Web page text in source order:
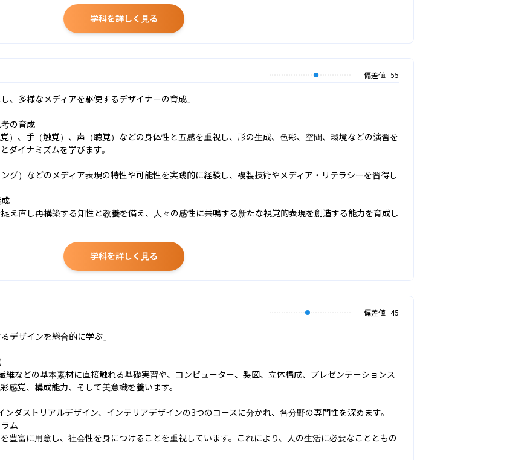
学科を詳しく見る
偏差値 55
、多様なメディアを駆使するデザイナーの育成」
の育成
）、手（触覚）、声（聴覚）などの身体性と五感を重視し、形の生成、色彩、空間、環境などの演習を
ダイナミズムを学びます。
グ）などのメディア表現の特性や可能性を実践的に経験し、複製技術やメディア・リテラシーを習得し
え直し再構築する知性と教養を備え、人々の感性に共鳴する新たな視覚的表現を創造する能力を育成し
学科を詳しく見る
偏差値 45
デザインを総合的に学ぶ」
維などの基本素材に直接触れる基礎実習や、コンピューター、製図、立体構成、プレゼンテーションス
感覚、構成能力、そして美意識を養います。
ダストリアルデザイン、インテリアデザインの3つのコースに分かれ、各分野の専門性を深めます。
ム
豊富に用意し、社会性を身につけることを重視しています。これにより、人の生活に必要なことともの